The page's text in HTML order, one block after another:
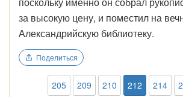
за высокую цену, и поместил на
Александрийскую библиотеку.
Поделиться
205 209 210 212 214